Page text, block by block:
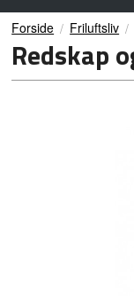
Forside Friluftsliv
Redskap